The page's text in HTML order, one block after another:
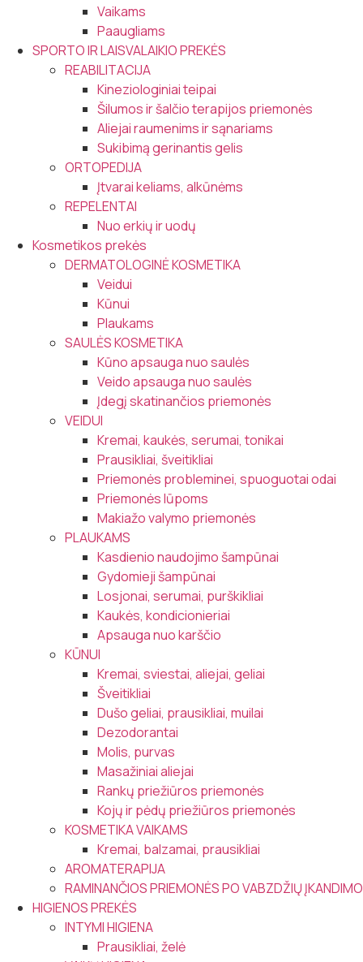
Vaikams
Paaugliams
SPORTO IR LAISVALAIKIO PREKĖS
REABILITACIJA
Kineziologiniai teipai
Šilumos ir šalčio terapijos priemonės
Aliejai raumenims ir sąnariams
Sukibimą gerinantis gelis
ORTOPEDIJA
Įtvarai keliams, alkūnėms
REPELENTAI
Nuo erkių ir uodų
Kosmetikos prekės
DERMATOLOGINĖ KOSMETIKA
Veidui
Kūnui
Plaukams
SAULĖS KOSMETIKA
Kūno apsauga nuo saulės
Veido apsauga nuo saulės
Įdegį skatinančios priemonės
VEIDUI
Kremai, kaukės, serumai, tonikai
Prausikliai, šveitikliai
Priemonės probleminei, spuoguotai odai
Priemonės lūpoms
Makiažo valymo priemonės
PLAUKAMS
Kasdienio naudojimo šampūnai
Gydomieji šampūnai
Losjonai, serumai, purškikliai
Kaukės, kondicionieriai
Apsauga nuo karščio
KŪNUI
Kremai, sviestai, aliejai, geliai
Šveitikliai
Dušo geliai, prausikliai, muilai
Dezodorantai
Molis, purvas
Masažiniai aliejai
Rankų priežiūros priemonės
Kojų ir pėdų priežiūros priemonės
KOSMETIKA VAIKAMS
Kremai, balzamai, prausikliai
AROMATERAPIJA
RAMINANČIOS PRIEMONĖS PO VABZDŽIŲ ĮKANDIMO
HIGIENOS PREKĖS
INTYMI HIGIENA
Prausikliai, želė